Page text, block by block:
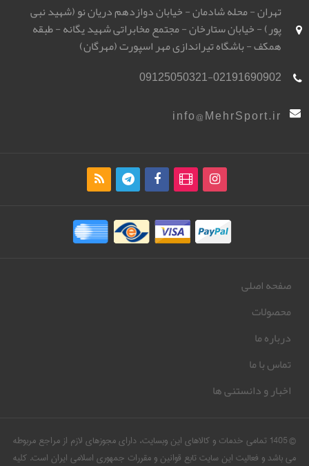
تهران - محله شادمان - خیابان دوازدهم دریان نو (شهید نبی
پور) - خیابان ستارخان - مجتمع مخابراتی شهید یگانه - طبقه
همکف - باشگاه تیراندازی مهر اسپورت (مهرگان)
09125050321-02191690902
info@MehrSport.ir
صفحه اصلی
محصولات
درباره ما
تماس با ما
اخبار و دانستنی ها
© 1405 تمامی خدمات و کالاهای این وبسایت، دارای مجوزهای لازم از مراجع مربوطه
می باشد و فعالیت این سایت تابع قوانین و مقررات جمهوری اسلامی ایران است. کلیه